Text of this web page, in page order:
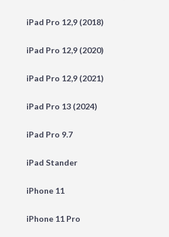
iPad Pro 12,9 (2018)
iPad Pro 12,9 (2020)
iPad Pro 12,9 (2021)
iPad Pro 13 (2024)
iPad Pro 9.7
iPad Stander
iPhone 11
iPhone 11 Pro